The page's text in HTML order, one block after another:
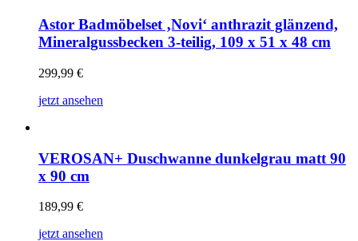
Astor Badmöbelset ‚Novi‘ anthrazit glänzend,
Mineralgussbecken 3-teilig, 109 x 51 x 48 cm
299,99 €
jetzt ansehen
VEROSAN+ Duschwanne dunkelgrau matt 90
x 90 cm
189,99 €
jetzt ansehen